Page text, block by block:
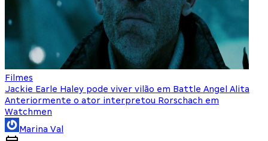
Filmes
Jackie Earle Haley pode viver vilão em Battle Angel Alita
Anteriormente o ator interpretou Rorschach em
Watchmen
Marina Val